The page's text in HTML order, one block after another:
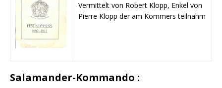
Vermittelt von Robert Klopp, Enkel von
Pierre Klopp der am Kommers teilnahm
Salamander-Kommando :